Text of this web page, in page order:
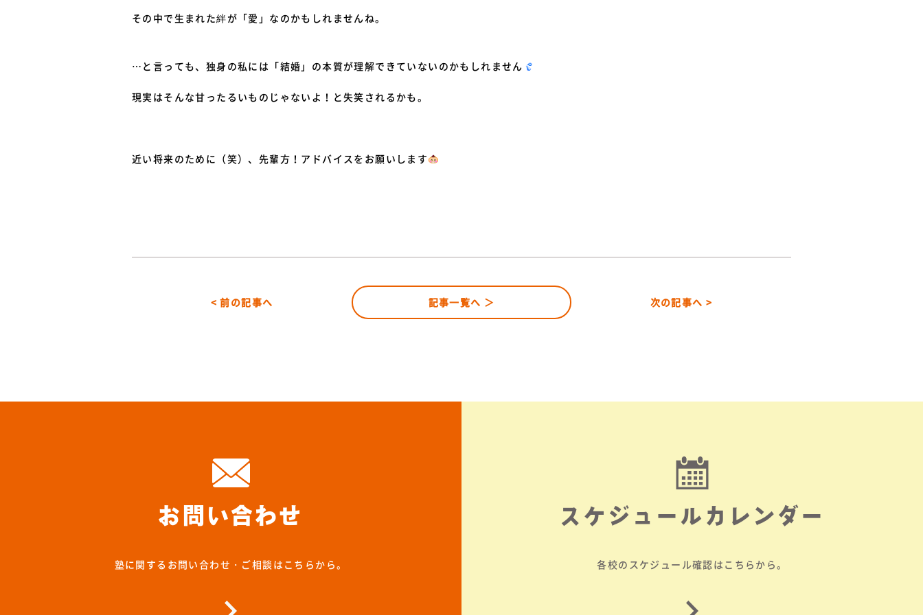
その中で生まれた絆が「愛」なのかもしれませんね。
…と言っても、独身の私には「結婚」の本質が理解できていないのかもしれません
現実はそんな甘ったるいものじゃないよ！と失笑されるかも。
近い将来のために（笑）、先輩方！アドバイスをお願いします
< 前の記事へ 記事一覧へ ＞ 次の記事へ >
お問い合わせ
塾に関するお問い合わせ・ご相談はこちらから。
スケジュールカレンダー
各校のスケジュール確認はこちらから。